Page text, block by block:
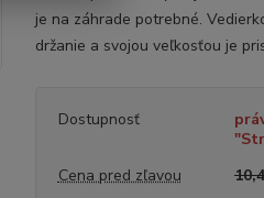
je na záhrade potrebné.
držanie a svojou veľkosťou je
Dostupnosť
Cena pred zľavou